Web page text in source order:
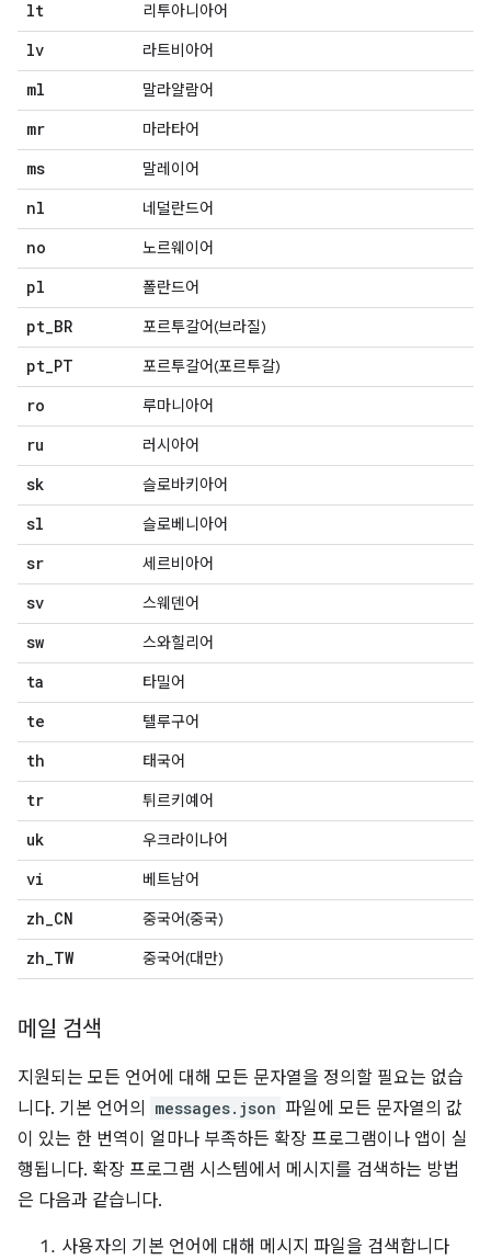
lt 리투아니아어
lv 라트비아어
ml 말라얄람어
mr 마라타어
ms 말레이어
nl 네덜란드어
no 노르웨이어
pl 폴란드어
pt BR 포르투갈어(브라질)
pt PT 포르투갈어(포르투갈)
ro 루마니아어
ru 러시아어
sk 슬로바키아어
sl 슬로베니아어
sr 세르비아어
sv 스웨덴어
sw 스와힐리어
ta 타밀어
te 텔루구어
th 태국어
tr 튀르키예어
uk 우크라이나어
vi 베트남어
zh CN 중국어(중국)
zh TW 중국어(대만)
메일 검색
지원되는 모든 언어에 대해 모든 문자열을 정의할 필요는 없습
니다. 기본 언어의
messages.json 파일에 모든 문자열의 값
이 있는 한 번역이 얼마나 부족하든 확장 프로그램이나 앱이 실
행됩니다. 확장 프로그램 시스템에서 메시지를 검색하는 방법
은 다음과 같습니다.
사용자의 기본 언어에 대해 메시지 파일을 검색합니다